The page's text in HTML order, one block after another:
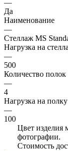
—
Да
Наименование
—
Стеллаж MS
Нагрузка на
—
500
Количество полок
—
4
Нагрузка на
—
100
Цвет изделия
фотографии.
Стоимость